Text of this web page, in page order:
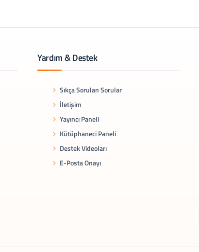
Yardım & Destek
Sıkça Sorulan Sorular
İletişim
Yayıncı Paneli
Kütüphaneci Paneli
Destek Videoları
E-Posta Onayı